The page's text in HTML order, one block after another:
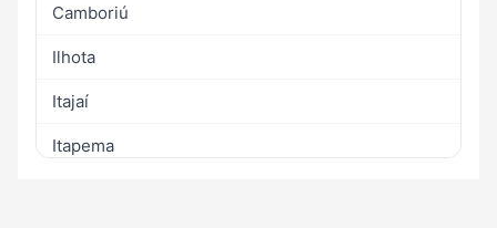
Camboriú
Ilhota
Itajaí
Itapema